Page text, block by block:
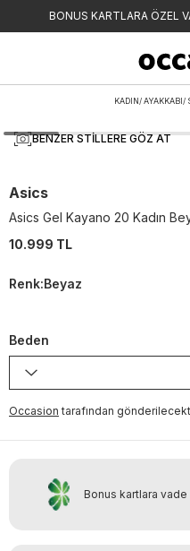
BONUS KARTLARA ÖZEL
KADIN/ AYAKKABI/
BENZER STILLERE GÖZ AT
Asics
Asics Gel Kayano 20 Kadın
10.999 TL
Renk:Beyaz
Beden
Occasion tarafından
Bonus kartlara vade